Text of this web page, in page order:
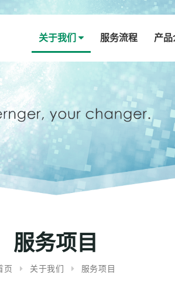
关于我们 服务流程 产品
服务项目
页 关于我们 服务项目